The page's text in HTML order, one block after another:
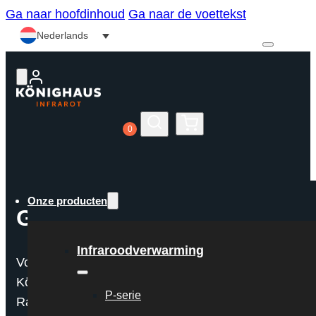
Ga naar hoofdinhoud Ga naar de voettekst
Nederlands
Onze producten
Infraroodverwarming
P-serie
0
Garantie
Voor de meeste verwarmingssystemen van
Könighaus kunt u kiezen voor 5 jaar garantie.
Raadpleeg voor aankoop de productbeschrijving om